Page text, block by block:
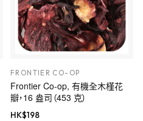
FRONTIER CO-OP
Frontier Co-op, 有機全木槿花
瓣，16 盎司（453 克）
HK$198